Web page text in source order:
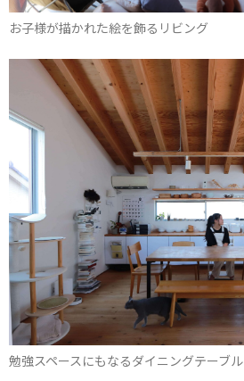
お子様が描かれた絵を飾るリビング
勉強スペースにもなるダイニングテーブル